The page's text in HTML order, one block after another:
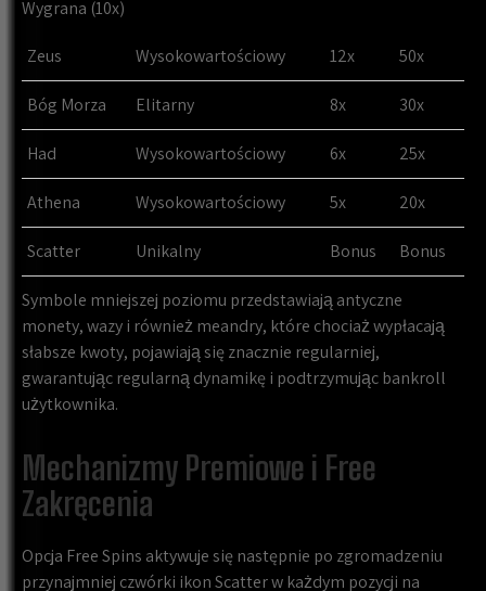
Wygrana (10x)
Zeus Wysokowartościowy 12x 50x
Bóg Morza Elitarny 8x 30x
Had Wysokowartościowy 6x 25x
Athena Wysokowartościowy 5x 20x
Scatter Unikalny Bonus Bonus
Symbole mniejszej poziomu przedstawiają antyczne
monety, wazy i również meandry, które chociaż wypłacają
słabsze kwoty, pojawiają się znacznie regularniej,
gwarantując regularną dynamikę i podtrzymując bankroll
użytkownika.
Mechanizmy Premiowe i Free
Zakręcenia
Opcja Free Spins aktywuje się następnie po zgromadzeniu
przynajmniej czwórki ikon Scatter w każdym pozycji na